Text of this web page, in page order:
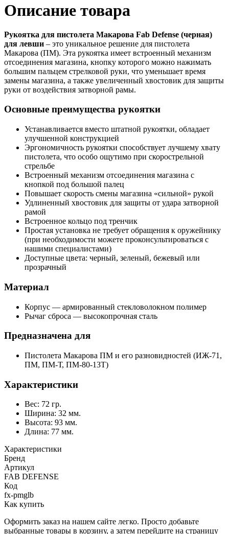
Описание товара
Рукоятка для пистолета Макарова Fab Defense (черная)
для левши – это уникальное решение для пистолета
Макарова (ПМ). Эта рукоятка имеет встроенный механизм
отсоединения магазина, кнопку которого можно нажимать
большим пальцем стрелковой руки, что уменьшает время
замены магазина, а также увеличенный хвостовик для защиты
руки от воздействия затворной рамы.
Основные преимущества рукоятки
Устанавливается вместо штатной рукоятки, обладает
улучшенной конструкцией
Эргономичность рукоятки способствует лучшему хвату
пистолета, что особо ощутимо при скорострельной
стрельбе
Встроенный механизм отсоединения магазина с
кнопкой под большой палец
Повышает скорость смены магазина «сильной» рукой
Удлиненный хвостовик для защиты от удара затворной
рамой
Встроенное кольцо под тренчик
Простая установка не требует обращения к оружейнику
(при необходимости можете проконсультироваться с
нашими специалистами)
Доступные цвета: черный, зеленый, бежевый или
прозрачный
Материал
Корпус — армированный стекловолокном полимер
Рычаг сброса — высокопрочная сталь
Предназначена для
Пистолета Макарова ПМ и его разновидностей (ИЖ-71,
ПМ, ПМ-Т, ПМ-80-13T)
Характеристики
Вес: 72 гр.
Ширина: 32 мм.
Высота: 93 мм.
Длина: 77 мм.
Характеристики
Бренд
Артикул
FAB DEFENSE
Код
fx-pmglb
Как купить
Оформить заказ на нашем сайте легко. Просто добавьте
выбранные товары в корзину, а затем перейдите на страницу